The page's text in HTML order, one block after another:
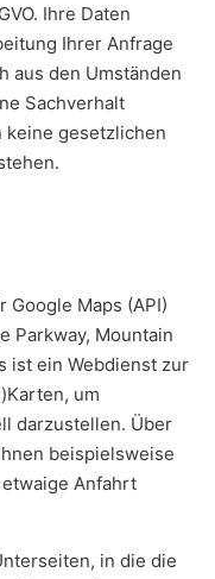
Ihre Daten
Ihrer Anfrage
aus den Umständen
Sachverhalt
gesetzlichen
Maps (API)
Parkway, Mountain
ist ein Webdienst zur
um
darzustellen. Über
beispielsweise
Anfahrt
in die die